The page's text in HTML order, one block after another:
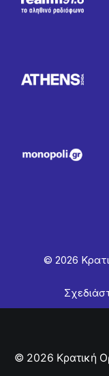
© 2026
© 2026 Κρατική